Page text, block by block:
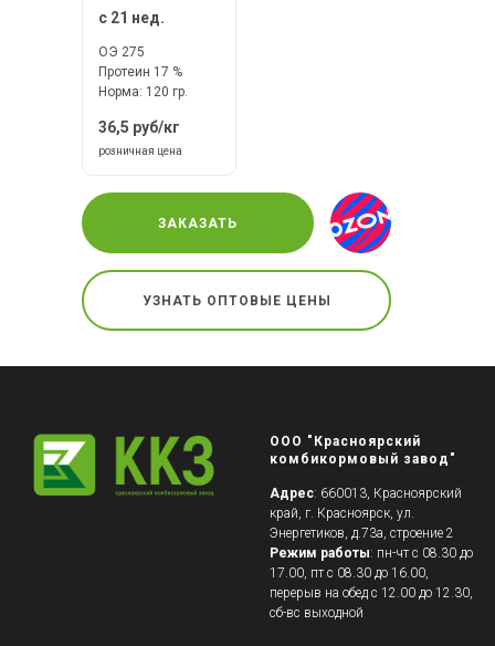
с 21 нед.
ОЭ 275
Протеин 17 %
Норма: 120 гр.
36,5 руб/кг
розничная цена
ЗАКАЗАТЬ
УЗНАТЬ ОПТОВЫЕ ЦЕНЫ
ООО "Красноярский
комбикормовый завод"
Адрес: 660013, Красноярский
край, г. Красноярск, ул.
Энергетиков, д.73а, cтроение 2
Режим работы: пн-чт с 08.30 до
17.00, пт с 08.30 до 16.00,
перерыв на обед с 12.00 до 12.30,
сб-вс выходной